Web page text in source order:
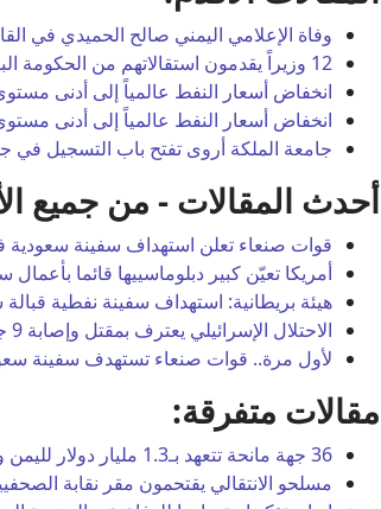
وفاة الإعلامي اليمني صالح الحميدي في
12 وزيراً يقدمون استقالاتهم من الحكومة البريطانية -
انخفاض أسعار النفط عالمياً إلى أدنى
انخفاض أسعار النفط عالمياً إلى أدنى
جامعة الملكة أروى تفتح باب التسجيل
أحدث المقالات - من جميع
قوات صنعاء تعلن استهداف سفينة
أمريكا تعيّن كبير دبلوماسييها قائما
هيئة بريطانية: استهداف سفينة نفطية
الاحتلال الإسرائيلي يعترف بمقتل وإصابة 9 جنود من قواته في جنوب لبنان -
لأول مرة.. قوات صنعاء تستهدف سفينة
مقالات متفرقة:
36 جهة مانحة تتعهد بـ1.3 مليار دولار لليمن وامتناع السعودية والإمارات وقطر -
مسلحو الانتقالي يقتحمون مقر نقابة